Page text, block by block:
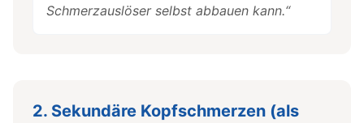
Schmerzauslöser selbst abbauen kann.“
2. Sekundäre Kopfschmerzen (als